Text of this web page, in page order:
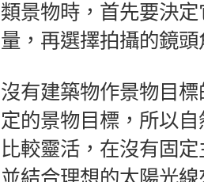
類景物時，首先要決
量，再選擇拍攝的鏡頭
沒有建築物作景物目
定的景物目標，所以
比較靈活，在沒有固
並結合理想的太陽光